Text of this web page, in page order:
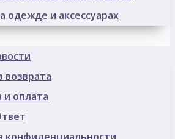
одежде и аксессуарах
возврата
и оплата